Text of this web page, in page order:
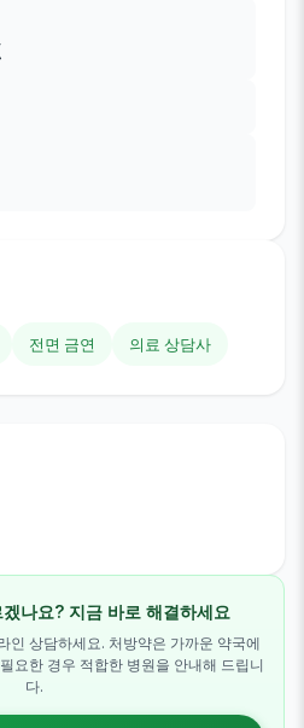
전면 금연 의료 상담사
나요? 지금 바로 해결하세요
인 상담하세요. 처방약은 가까운 약국에
요한 경우 적합한 병원을 안내해 드립니
다.